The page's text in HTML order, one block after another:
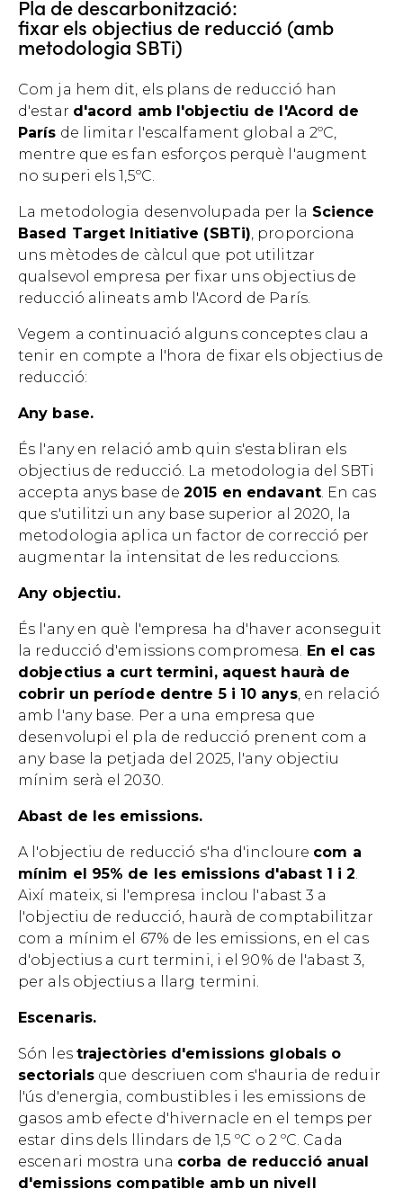
Pla de descarbonització:
fixar els objectius de reducció (amb
metodologia SBTi)
Com ja hem dit, els plans de reducció han
d'estar d'acord amb l'objectiu de l'Acord de
París de limitar l'escalfament global a 2ºC,
mentre que es fan esforços perquè l'augment
no superi els 1,5ºC.
La metodologia desenvolupada per la Science
Based Target Initiative (SBTi) , proporciona
uns mètodes de càlcul que pot utilitzar
qualsevol empresa per fixar uns objectius de
reducció alineats amb l'Acord de París.
Vegem a continuació alguns conceptes clau a
tenir en compte a l'hora de fixar els objectius de
reducció:
Any base.
És l'any en relació amb quin s'establiran els
objectius de reducció. La metodologia del SBTi
accepta anys base de2015 en endavant. En cas
que s'utilitzi un any base superior al 2020, la
metodologia aplica un factor de correcció per
augmentar la intensitat de les reduccions.
Any objectiu.
És l'any en què l'empresa ha d'haver aconseguit
la reducció d'emissions compromesa. En el cas
dobjectius a curt termini, aquest haurà de
cobrir un període dentre 5 i 10 anys, en relació
amb l'any base. Per a una empresa que
desenvolupi el pla de reducció prenent com a
any base la petjada del 2025, l'any objectiu
mínim serà el 2030.
Abast de les emissions.
A l'objectiu de reducció s'ha d'incloure com a
mínim el 95% de les emissions d'abast 1 i 2
Així mateix, si l'empresa inclou l'abast 3 a
l'objectiu de reducció, haurà de comptabilitzar
com a mínim el 67% de les emissions, en el cas
d'objectius a curt termini, i el 90% de l'abast 3,
per als objectius a llarg termini.
Escenaris.
Són les trajectòries d'emissions globals o
sectorials que descriuen com s'hauria de reduir
l'ús d'energia, combustibles i les emissions de
gasos amb efecte d'hivernacle en el temps per
estar dins dels llindars de 1,5 ºC o 2 ºC. Cada
escenari mostra una corba de reducció anual
d'emissions compatible amb un nivell